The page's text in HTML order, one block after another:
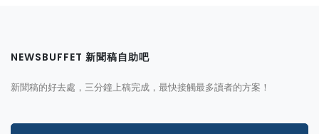
NEWSBUFFET 新聞稿自助吧
新聞稿的好去處，三分鐘上稿完成，最快接觸最多讀者的方案！